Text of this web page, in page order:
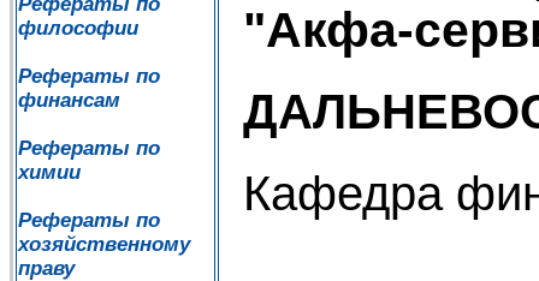
философии
Рефераты по
финансам
Рефераты по
химии
Рефераты по
хозяйственному
праву
"Акфа-
Кафедра